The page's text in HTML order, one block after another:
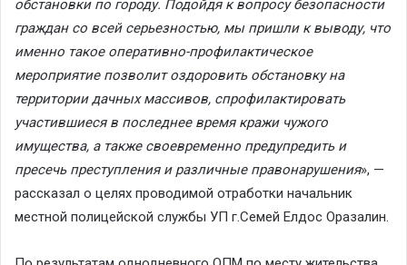
обстановки по городу. Подойдя к вопросу безопасности
граждан со всей серьезностью, мы пришли к выводу, что
именно такое оперативно-профилактическое
мероприятие позволит оздоровить обстановку на
территории дачных массивов, спрофилактировать
участившиеся в последнее время кражи чужого
имущества, а также своевременно предупредить и
пресечь преступления и различные правонарушения», —
рассказал о целях проводимой отработки начальник
местной полицейской службы УП г.Семей Елдос Оразалин.